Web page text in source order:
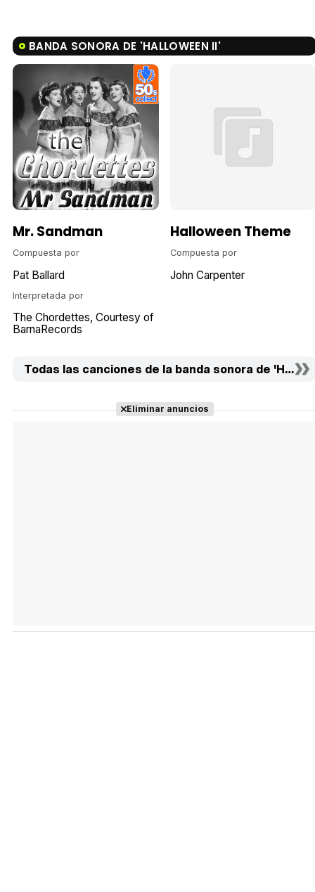
BANDA SONORA DE 'HALLOWEEN II'
Mr. Sandman
Compuesta por
Pat Ballard
Interpretada por
The Chordettes Courtesy of
BarnaRecords
Halloween Theme
Compuesta por
John Carpenter
Todas las canciones de la banda sonora de
Eliminar anuncios